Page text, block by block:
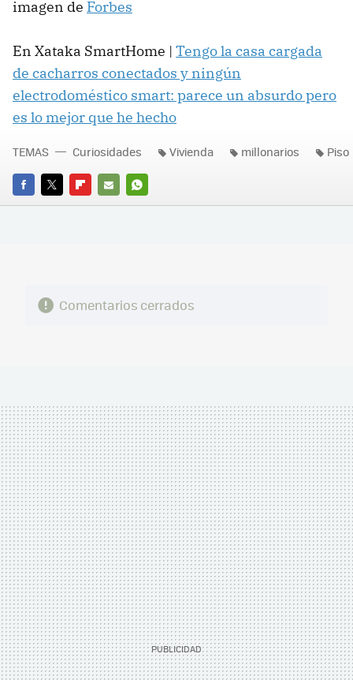
imagen de Forbes
En Xataka SmartHome | Tengo la casa cargada
de cacharros conectados y ningún
electrodoméstico smart: parece un absurdo pero
es lo mejor que he hecho
FACEBOOK
TWITTERFLIPBOARD
E-
WHATSAPP
TEMAS Curiosidades Vivienda millonarios Piso
Comentarios cerrados